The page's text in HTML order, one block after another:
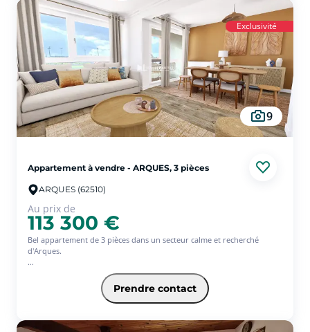
Une visite? Une question ? contactez moi au 06 19 72 58 61 ... je me
ferai un plaisir de vous accompagner
Exclusivité
9
Appartement à vendre - ARQUES, 3 pièces
ARQUES (62510)
Au prix de
113 300 €
Bel appartement de 3 pièces dans un secteur calme et recherché
d'Arques.
Celui-ci se situe dans une petite copropriété sécurisée et offre un
garage, une place de parking privative et une cave.
Il se compose d'une entrée, d'un vaste salon - salle à manger lumineux
donnant sur un balcon, d'une cuisine à aménager et d'un cellier, de 2
Prendre contact